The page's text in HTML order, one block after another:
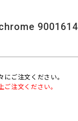
9001614
ご注文ください。
注文ください。